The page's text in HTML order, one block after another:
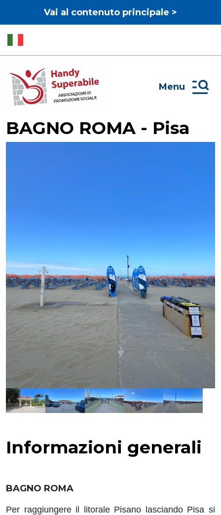
Vai al contenuto principale >
Menu
BAGNO ROMA - Pisa
Informazioni generali
BAGNO ROMA
Per raggiungere il litorale Pisano lasciando Pisa si